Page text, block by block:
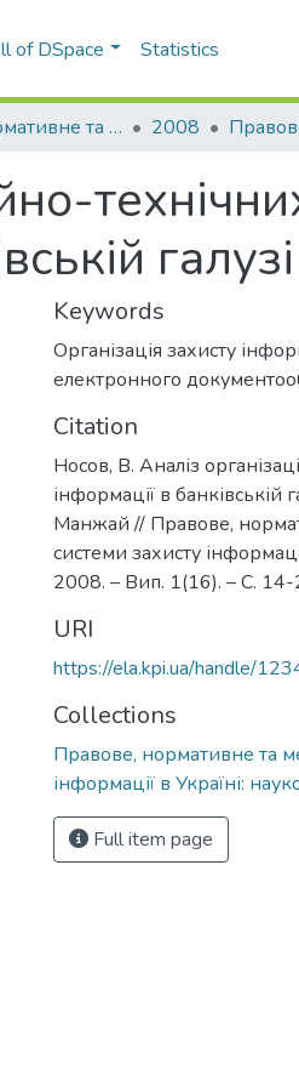
of DSpace Statistics
Правове, нормативне та метрологічне забезпечення системи захисту інформації в Україні 2008
Keywords
Організація захисту
електронного
Citation
Носов, В. Аналіз
інформації в банківській
Манжай // Правове,
системи захисту
2008. – Вип. 1(16). – С. 14-
URI
https://ela.kpi.ua/handle/
Collections
Правове, нормативне та
інформації в Україні:
Full item page